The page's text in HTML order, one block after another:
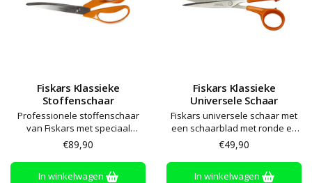
Fiskars Klassieke
Stoffenschaar
Professionele stoffenschaar
van Fiskars met speciaal
ontworpen, ergonomische
handvaten voor meer comfort
€89,90
In winkelwagen
Fiskars Klassieke
Universele Schaar
Fiskars universele schaar met
een schaarblad met ronde en
met puntige spits - zowel
rechts- als linkshandig
€49,90
In winkelwagen